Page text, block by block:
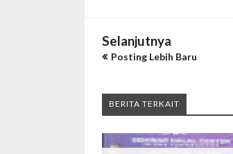
Selanjutnya
Posting Lebih Baru
BERITA TERKAIT